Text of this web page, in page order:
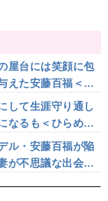
屋台には笑顔に包
えた安藤百福＜心
して生涯守り通し
なるも＜ひらめき
ル・安藤百福が陥
が不思議な出会い